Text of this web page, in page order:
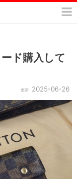
ド購入して
2025-06-26